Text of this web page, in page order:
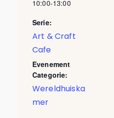
10:00-13:00
Serie:
Art & Craft
Cafe
Evenement
Categorie:
Wereldhuiska
mer